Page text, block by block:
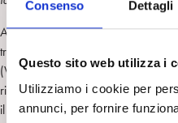
Consenso Dettagli
Questo sito web utilizza i
Utilizziamo i cookie per
annunci, per fornire
Anche nella descrizione delle
traumatico risuona potentemente,
(Winnicott, 1974), ed emerge il
rinnovarsi, nella relazione
il dolore si presenti nelle ‘piccole